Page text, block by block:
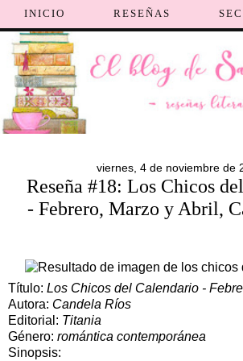
INICIO RESEÑAS
viernes, 4 de noviembre de
Reseña #18: Los Chicos
- Febrero, Marzo y Abril,
Título: Los Chicos del Calendario -
Autora: Candela Ríos
Editorial: Titania
Género: romántica contemporánea
Sinopsis: